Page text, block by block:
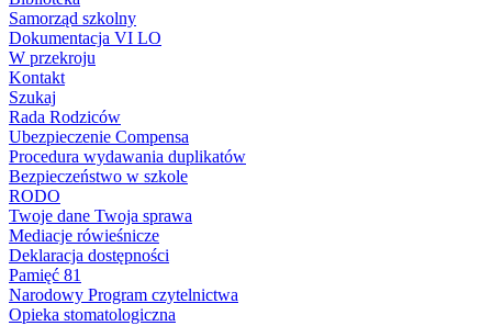
Samorząd szkolny
Dokumentacja VI LO
W przekroju
Kontakt
Szukaj
Rada Rodziców
Ubezpieczenie Compensa
Procedura wydawania duplikatów
Bezpieczeństwo w szkole
RODO
Twoje dane Twoja sprawa
Mediacje rówieśnicze
Deklaracja dostępności
Pamięć 81
Narodowy Program czytelnictwa
Opieka stomatologiczna